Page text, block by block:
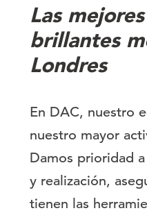
Las
brillantes
Londres
En DAC, nuestro
nuestro mayor
Damos prioridad
y realización,
tienen las